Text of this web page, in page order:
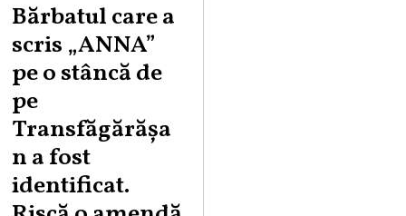
Bărbatul care a
scris „ANNA”
pe o stâncă de
pe
Transfăgărășa
n a fost
identificat.